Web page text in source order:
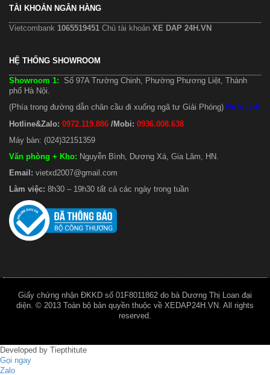
TÀI KHOẢN NGÂN HÀNG
Vietcombank 1065519451 Chủ tài khoản XE DAP 24H.VN
HỆ THỐNG SHOWROOM
Showroom 1: Số 97A Trường Chinh, Phường Phương Liệt, Thành
phố Hà Nội.
(Phía trong đường dẫn chân cầu đi xuống ngã tư Giải Phóng) Đường đi
Hotline&Zalo: 0972.119.886 /Mobi: 0936.008.638
Máy bàn: (024)32151359
Văn phòng + Kho: Nguyễn Bình, Dương Xá, Gia Lâm, HN.
Email: vietxd2007@gmail.com
Làm việc: 8h30 – 19h30 tất cả các ngày trong tuần
Giấy chứng nhận ĐKKD số 01F8011862 do bà Dương Thị Loan đại
diện. © 2013 Toàn bộ bản quyền thuộc về XEDAP24H.VN. All rights
reserved.
Developed by Tiepthitute
Gọi ngay
Zalo